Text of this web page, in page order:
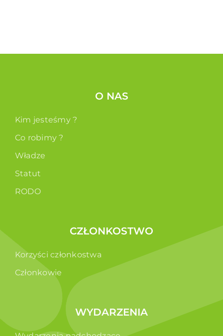
O NAS
Kim jesteśmy ?
Co robimy ?
Władze
Statut
RODO
CZŁONKOSTWO
Korzyści członkostwa
Członkowie
WYDARZENIA